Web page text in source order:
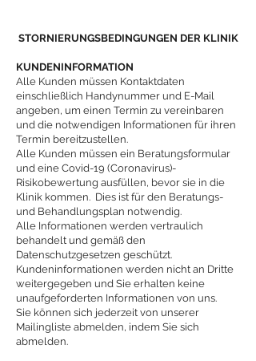
STORNIERUNGSBEDINGUNGEN DER KLINIK
KUNDENINFORMATION
Alle Kunden müssen Kontaktdaten
einschließlich Handynummer und E-Mail
angeben, um einen Termin zu vereinbaren
und die notwendigen Informationen für ihren
Termin bereitzustellen.
Alle Kunden müssen ein Beratungsformular
und eine Covid-19 (Coronavirus)-
Risikobewertung ausfüllen, bevor sie in die
Klinik kommen. Dies ist für den Beratungs-
und Behandlungsplan notwendig.
Alle Informationen werden vertraulich
behandelt und gemäß den
Datenschutzgesetzen geschützt.
Kundeninformationen werden nicht an Dritte
weitergegeben und Sie erhalten keine
unaufgeforderten Informationen von uns.
Sie können sich jederzeit von unserer
Mailingliste abmelden, indem Sie sich
abmelden.